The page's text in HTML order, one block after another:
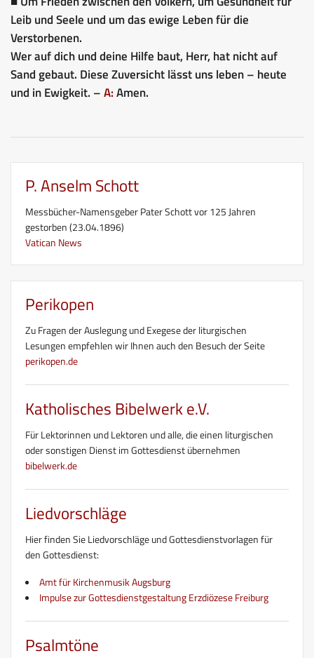
Leib und Seele und um das ewige Leben für die
Verstorbenen.
Wer auf dich und deine Hilfe baut, Herr, hat nicht auf
Sand gebaut. Diese Zuversicht lässt uns leben – heute
und in Ewigkeit. –A:Amen.
P. Anselm Schott
Messbücher-Namensgeber Pater Schott vor 125 Jahren
gestorben (23.04.1896)
Vatican News
Perikopen
Zu Fragen der Auslegung und Exegese der liturgischen
Lesungen empfehlen wir Ihnen auch den Besuch der Seite
perikopen.de
Katholisches Bibelwerk e.V.
Für Lektorinnen und Lektoren und alle, die einen liturgischen
oder sonstigen Dienst im Gottesdienst übernehmen
bibelwerk.de
Liedvorschläge
Hier finden Sie Liedvorschläge und Gottesdienstvorlagen für
den Gottesdienst:
Amt für Kirchenmusik Augsburg
Impulse zur Gottesdienstgestaltung Erzdiözese Freiburg
Psalmtöne